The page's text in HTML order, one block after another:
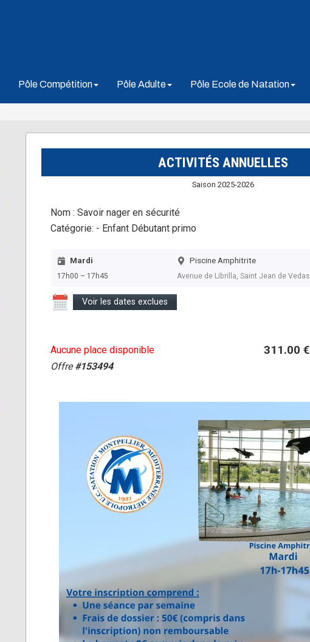
Pôle Compétition Pôle Adulte Pôle Ecole de Natation
ACTIVITÉS ANNUELLES
Saison 2025-2026
Nom : Savoir nager en sécurité
Catégorie: - Enfant Débutant primo
Mardi
17h00 – 17h45
Piscine Amphitrite
Avenue de Librilla, Saint Jean de Vedas
Voir les dates exclues
Aucune place disponible
Offre#153494
311.00 €